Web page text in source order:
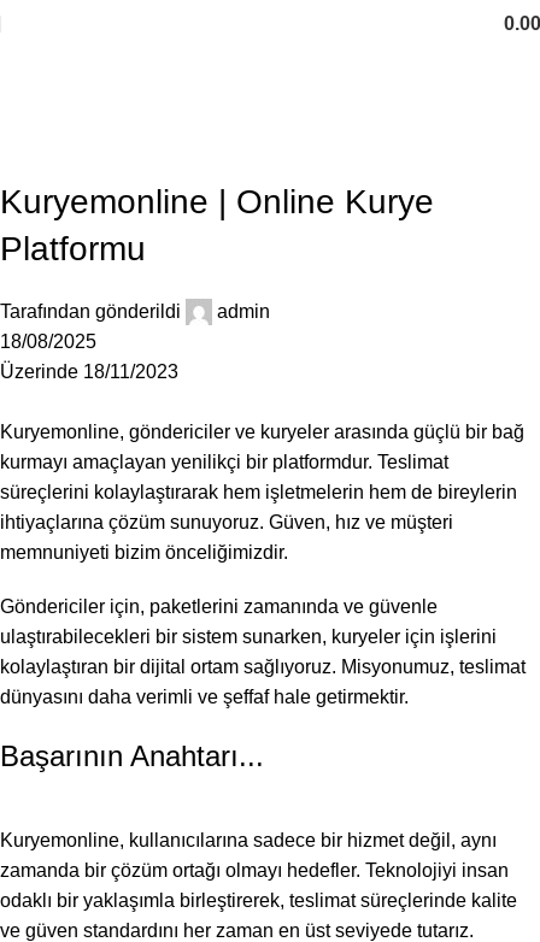
0.00
Kuryemonline | Online Kurye
Platformu
Tarafından gönderildi
admin
18/08/2025
Üzerinde 18/11/2023
Kuryemonline, göndericiler ve kuryeler arasında güçlü bir bağ
kurmayı amaçlayan yenilikçi bir platformdur. Teslimat
süreçlerini kolaylaştırarak hem işletmelerin hem de bireylerin
ihtiyaçlarına çözüm sunuyoruz. Güven, hız ve müşteri
memnuniyeti bizim önceliğimizdir.
Göndericiler için, paketlerini zamanında ve güvenle
ulaştırabilecekleri bir sistem sunarken, kuryeler için işlerini
kolaylaştıran bir dijital ortam sağlıyoruz. Misyonumuz, teslimat
dünyasını daha verimli ve şeffaf hale getirmektir.
Başarının Anahtarı...
Kuryemonline, kullanıcılarına sadece bir hizmet değil, aynı
zamanda bir çözüm ortağı olmayı hedefler. Teknolojiyi insan
odaklı bir yaklaşımla birleştirerek, teslimat süreçlerinde kalite
ve güven standardını her zaman en üst seviyede tutarız.